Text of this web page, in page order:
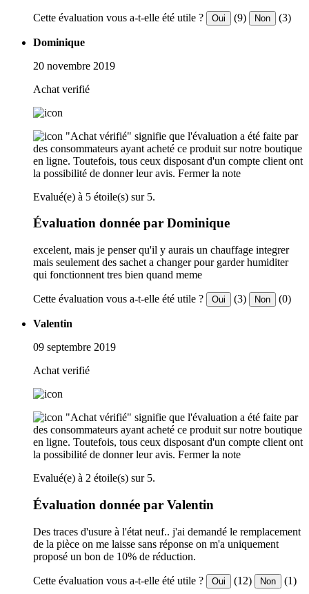
Cette évaluation vous a-t-elle été utile ? Oui (9) Non (3)
Dominique
20 novembre 2019
Achat verifié
"Achat vérifié" signifie que l'évaluation a été faite par
des consommateurs ayant acheté ce produit sur notre boutique
en ligne. Toutefois, tous ceux disposant d'un compte client ont
la possibilité de donner leur avis. Fermer la note
Evalué(e) à 5 étoile(s) sur 5.
Évaluation donnée par Dominique
excelent, mais je penser qu'il y aurais un chauffage integrer
mais seulement des sachet a changer pour garder humiditer
qui fonctionnent tres bien quand meme
Cette évaluation vous a-t-elle été utile ? Oui (3) Non (0)
Valentin
09 septembre 2019
Achat verifié
"Achat vérifié" signifie que l'évaluation a été faite par
des consommateurs ayant acheté ce produit sur notre boutique
en ligne. Toutefois, tous ceux disposant d'un compte client ont
la possibilité de donner leur avis. Fermer la note
Evalué(e) à 2 étoile(s) sur 5.
Évaluation donnée par Valentin
Des traces d'usure à l'état neuf.. j'ai demandé le remplacement
de la pièce on me laisse sans réponse on m'a uniquement
proposé un bon de 10% de réduction.
Cette évaluation vous a-t-elle été utile ? Oui (12) Non (1)